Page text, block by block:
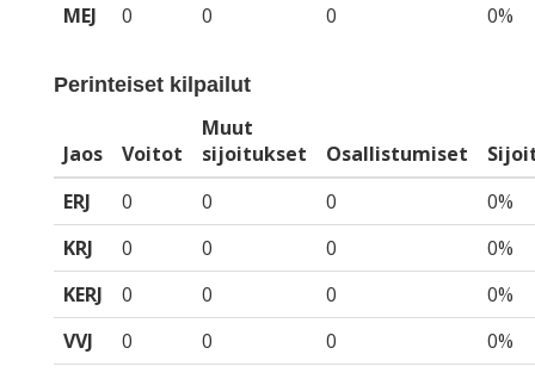
MEJ
0 0 0 0%
Perinteiset kilpailut
Jaos Voitot
Muut
sijoitukset
Osallistumiset
ERJ
0 0 0
0%
KRJ
0 0 0
0%
KERJ
0 0 0
0%
VVJ
0 0 0
0%